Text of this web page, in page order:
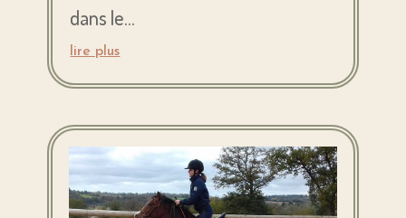
dans le...
lire plus